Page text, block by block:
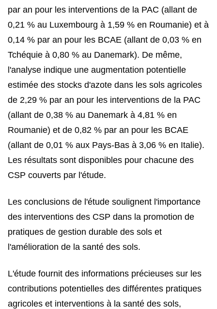
par an pour les interventions de la PAC (allant de
0,21 % au Luxembourg à 1,59 % en Roumanie) et à
0,14 % par an pour les BCAE (allant de 0,03 % en
Tchéquie à 0,80 % au Danemark). De même,
l'analyse indique une augmentation potentielle
estimée des stocks d'azote dans les sols agricoles
de 2,29 % par an pour les interventions de la PAC
(allant de 0,38 % au Danemark à 4,81 % en
Roumanie) et de 0,82 % par an pour les BCAE
(allant de 0,01 % aux Pays-Bas à 3,06 % en Italie).
Les résultats sont disponibles pour chacune des
CSP couverts par l'étude.
Les conclusions de l'étude soulignent l'importance
des interventions des CSP dans la promotion de
pratiques de gestion durable des sols et
l'amélioration de la santé des sols.
L'étude fournit des informations précieuses sur les
contributions potentielles des différentes pratiques
agricoles et interventions à la santé des sols,